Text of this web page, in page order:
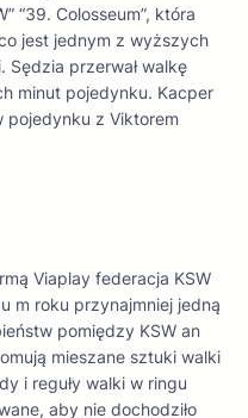
“39. Colosseum”, która
jest jednym z wyższych
przerwał walkę
minut pojedynku. Kacper
pojedynku z Viktorem
Viaplay federacja KSW
m roku przynajmniej jedną
pomiędzy KSW an
mieszane sztuki walki
i reguły walki w ringu
aby nie dochodziło